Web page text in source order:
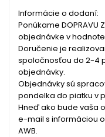
Informácie o dodaní:
Ponúkame DOPRAVU
objednávke v
Doručenie je
spoločnosťou do 2-4
objednávky.
Objednávky sú
pondelka do piatku v
Hneď ako bude vaša
e-mail s informáciou
AWB.